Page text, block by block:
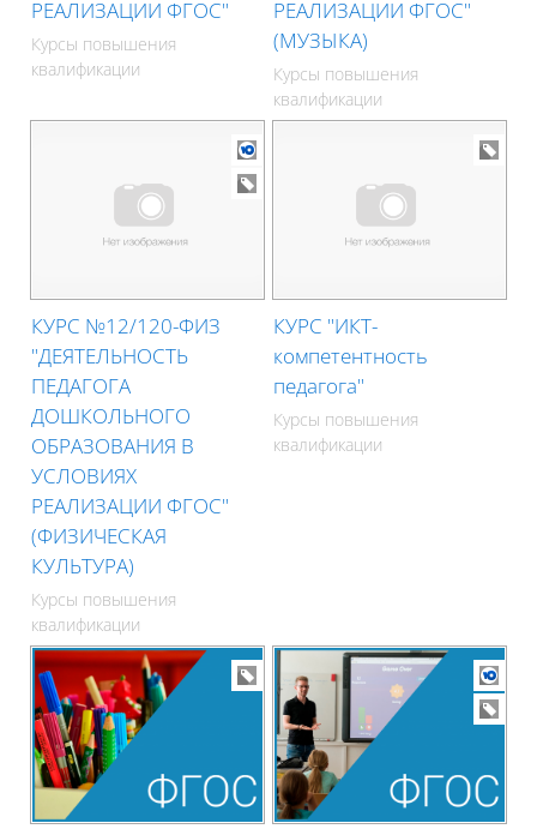
РЕАЛИЗАЦИИ ФГОС"
Курсы повышения
квалификации
РЕАЛИЗАЦИИ ФГОС"
(МУЗЫКА)
Курсы повышения
квалификации
КУРС №12/120-ФИЗ
"ДЕЯТЕЛЬНОСТЬ
ПЕДАГОГА
ДОШКОЛЬНОГО
ОБРАЗОВАНИЯ В
УСЛОВИЯХ
РЕАЛИЗАЦИИ ФГОС"
(ФИЗИЧЕСКАЯ
КУЛЬТУРА)
Курсы повышения
квалификации
КУРС "ИКТ-
компетентность
педагога"
Курсы повышения
квалификации